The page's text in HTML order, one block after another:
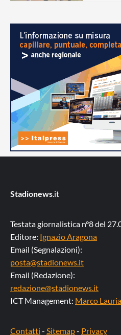
Stadionews .it
Testata giornalistica n°8 del
Editore: Ignazio Aragona
Email (Segnalazioni):
posta@stadionews.it
Email (Redazione):
redazione@stadionews.it
ICT Management: Marco Lauria
Contatti - Sitemap- Privacy